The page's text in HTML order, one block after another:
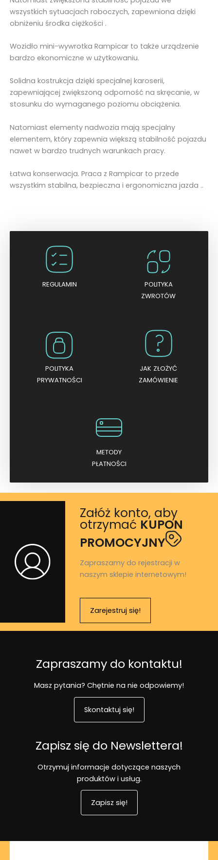
wszystkich sytuacjach roboczych, zapewniona dzięki
obniżeniu środka ciężkości .
Wozidło mini-wywrotka Rampicar to także urządzenie
bardzo ekonomiczne w użytkowaniu.
Solidna kostrukcja dzięki specjalnej karoserii,
zapewniającej zwiększoną odporność na skręcanie, w
stosunku do wymaganego poziomu obciążenia.
Natomiast elementy nadwozia mają specjalny
elementem, który zapewnia większą stabilność pojazdu
nawet w bardzo trudnych warunkach pracy.
Łatwa konserwacja. Praca z Rampicar to przede
wszystkim stabilna, bezpieczna i ergonomiczna jazda ..
REGULAMIN
POLITYKA
ZWROTÓW
POLITYKA
PRYWATNOŚCI
JAK ZŁOŻYĆ
ZAMÓWIENIE
METODY
PŁATNOŚCI
Załóż konto, aby
otrzymać KUPON
PROMOCYJNY
Zapraszamy do rejestracji w
naszym sklepie internetowym!
Zarejestruj się!
Zapraszamy do kontaktu!
Masz pytania? Chętnie na nie odpowiemy!
Skontaktuj się!
Zapisz się do Newslettera!
Otrzymuj informacje dotyczące naszych
produktów i usług.
Zapisz się!